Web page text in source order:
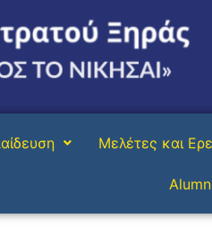
Μελέτες και